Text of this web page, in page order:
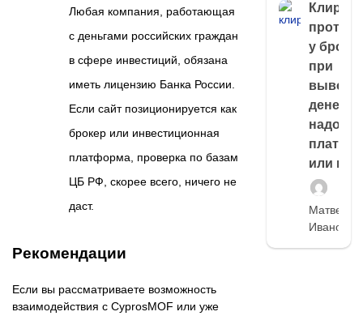
Любая компания, работающая
с деньгами российских граждан
в сфере инвестиций, обязана
иметь лицензию Банка России.
Если сайт позиционируется как
брокер или инвестиционная
платформа, проверка по базам
ЦБ РФ, скорее всего, ничего не
даст.
Рекомендации
Если вы рассматриваете возможность
взаимодействия с CyprosMOF или уже
Клиринг
у
при
выводе
денег,
надо
платить
или
Матвей
Иванов